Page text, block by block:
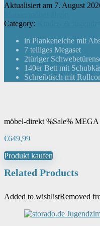
Aktualisiert am 7. August
Category:
in Plankeneiche mit
7 teiliges Megaset
2türiger
140er Bett mit
Schreibtisch mit
möbel-direkt %Sale%
€649,99
Produkt kaufen
Related Products
Added to wishlistRemoved